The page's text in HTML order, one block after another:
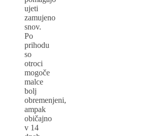
ujeti
zamujeno
snov.
Po
prihodu
so
otroci
mogoče
malce
bolj
obremenjeni,
ampak
običajno
v 14